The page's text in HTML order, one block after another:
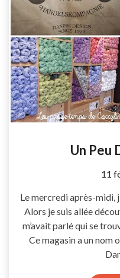
Un Peu
by
11
Le mercredi après-midi,
Alors je suis allée
m’avait parlé qui se
Ce magasin a un nom